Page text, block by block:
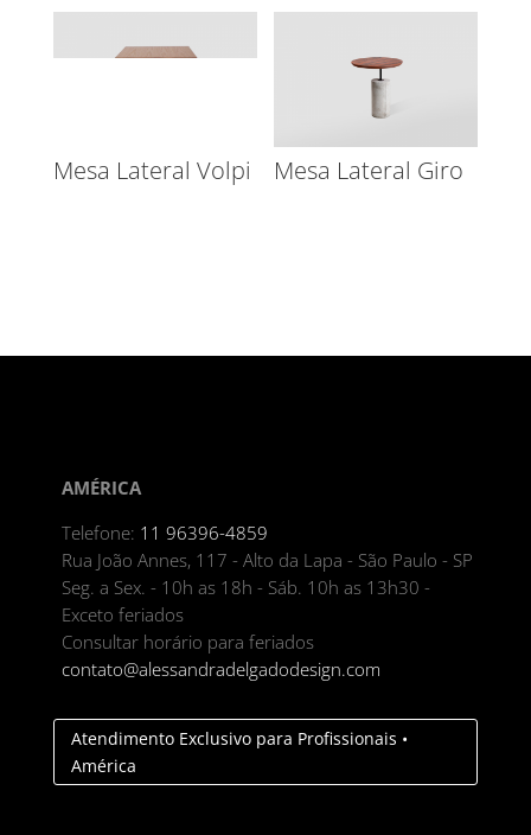
Mesa Lateral Volpi Mesa Lateral Giro
AMÉRICA
Telefone: 11 96396-4859
Rua João Annes, 117 - Alto da Lapa - São Paulo - SP
Seg. a Sex. - 10h as 18h - Sáb. 10h as 13h30 -
Exceto feriados
Consultar horário para feriados
contato@alessandradelgadodesign.com
Atendimento Exclusivo para Profissionais •
América